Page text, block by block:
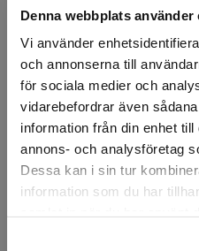
Denna webbplats använder
Vi använder
och annonserna till
för sociala medier och
vidarebefordrar även
information från din enhet
annons- och analysföretag
Dessa kan i sin tur
information som du har
Ansök om konto
Beskrivning
3M™ Scotchcal™ IJ40-114är
printbar folie/laminat för